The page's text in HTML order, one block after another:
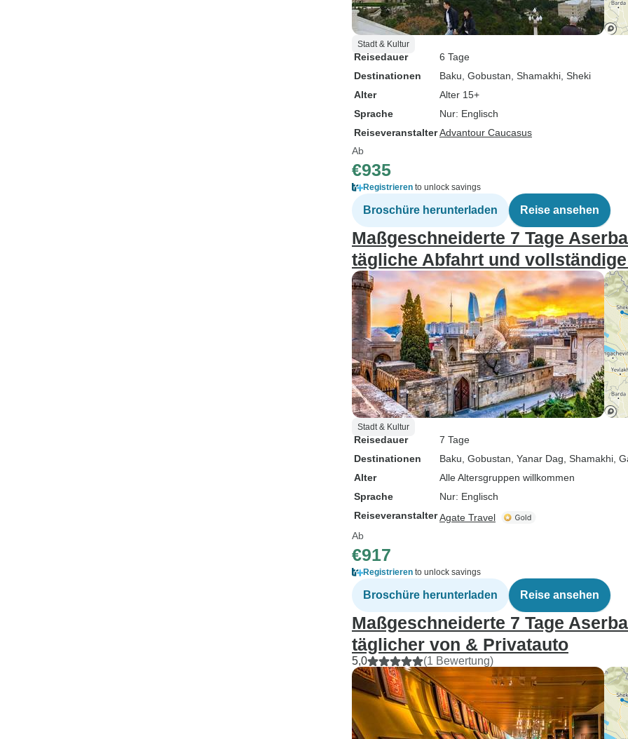
Stadt & Kultur
Reisedauer
6 Tage
Destinationen
Baku , Gobustan , Shamakhi , Sheki
Alter
Alter 15+
Sprache
Nur: Englisch
ReiseveranstalterAdvantour Caucasus
Ab
€935
Registrieren to unlock savings
Broschüre herunterladen Reise ansehen
Maßgeschneiderte 7 Tage
tägliche Abfahrt und
Stadt & Kultur
Reisedauer
7 Tage
Destinationen
Baku , Gobustan , Yanar Dag , Shamakhi ,
Alter
Alle Altersgruppen willkommen
Sprache
Nur: Englisch
ReiseveranstalterAgate Travel
Ab
€917
Registrieren to unlock savings
Broschüre herunterladen Reise ansehen
Maßgeschneiderte 7 Tage
täglicher von & Privatauto
5,0 (1 Bewertung)